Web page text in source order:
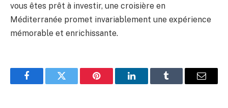
vous êtes prêt à investir, une croisière en
Méditerranée promet invariablement une expérience
mémorable et enrichissante.
FacebookTwitter Pinterest LinkedInTumblr Email